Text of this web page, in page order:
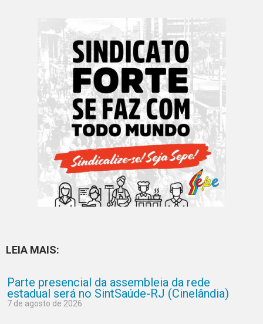
LEIA MAIS:
Parte presencial da assembleia da rede
estadual será no SintSaúde-RJ (Cinelândia)
7 de agosto de 2026